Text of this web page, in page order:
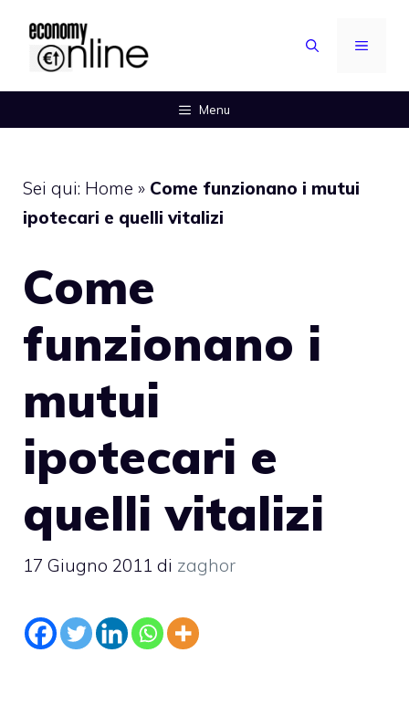
contenuto
MENU
Menu
Sei qui: Home » Come funzionano i mutui
ipotecari e quelli vitalizi
Come
funzionano i
mutui
ipotecari e
quelli vitalizi
17 Giugno 2011 di zaghor